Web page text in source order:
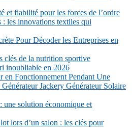
et fiabilité pour les forces de l’ordre
: les innovations textiles qui
Pour Décoder les Entreprises en
clés de la nutrition sportive
inoubliable en 2026
en Fonctionnement Pendant Une
Jackery Générateur Solaire
une solution économique et
lors d’un salon : les clés pour